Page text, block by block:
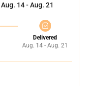
Aug. 14 - Aug. 21
Delivered
Aug. 14 - Aug. 21